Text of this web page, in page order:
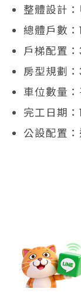
整體設計
總體戶數
戶梯配置
房型規劃
車位數量
完工日期：
公設配置